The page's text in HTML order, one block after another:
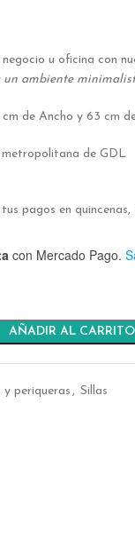
u oficina con
un ambiente
de Ancho y 63 cm
de GDL
con Mercado Pago.
AÑADIR AL CARRITO
y periqueras , Sillas